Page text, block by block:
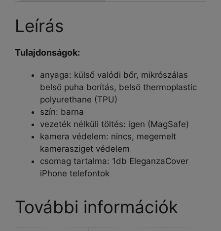
Leírás
Tulajdonságok:
anyaga: külső valódi bőr, mikrószálas
belső puha borítás, belső thermoplastic
polyurethane (TPU)
szín: barna
vezeték nélküli töltés: igen (MagSafe)
kamera védelem: nincs, megemelt
kamerasziget védelem
csomag tartalma: 1db EleganzaCover
iPhone telefontok
További információk